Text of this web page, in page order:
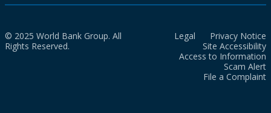
© 2025 World Bank Group. All
Rights Reserved.
Legal
Privacy Notice
Site Accessibility
Access to Information
Scam Alert
File a Complaint